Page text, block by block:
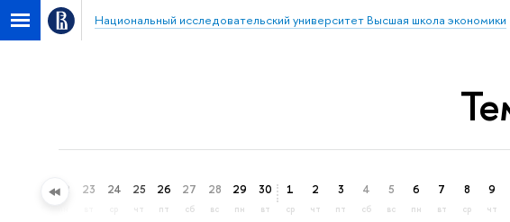
Национальный исследовательский университет Высшая школа экономики
22 23 24 25
чт
26
пт
27
сб
28
вс
29
пн
30
вт
1
ср
2
чт
3
пт
4
сб
5
вс
6
пн
7
вт
8
ср
9
чт